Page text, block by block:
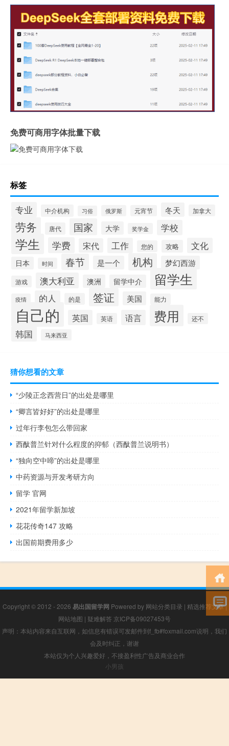
免费可商用字体批量下载
标签
专业 中介机构 习俗 俄罗斯 元宵节 冬天 加拿大
劳务 唐代 国家 大学 奖学金 学校
学生 学费 宋代 工作 您的 攻略 文化
日本 时间 春节 是一个 机构 梦幻西游
游戏 澳大利亚 澳洲 留学中介 留学生
疫情 的人 的是 签证 美国 能力
自己的 英国 英语 语言 费用 还不
韩国 马来西亚
猜你想看的文章
“少陵正念西营日”的出处是哪里
“卿言皆好好”的出处是哪里
过年行李包怎么带回家
西酞普兰针对什么程度的抑郁（西酞普兰说明书）
“独向空中啼”的出处是哪里
中药资源与开发考研方向
留学 官网
2021年留学新加坡
花花传奇147 攻略
出国前期费用多少
Copyright © 2012 - 2026 易出国留学网 Powered by 网站分类目录 | 精选推荐文章|
网站地图 | 疑难解答 京ICP备09027453号
声明：本站内容来自互联网，如信息有错误可发邮件到f_fb#foxmail.com说明，我们
会及时纠正，谢谢
本站仅为个人兴趣爱好，不接盈利性广告及商业合作
小男孩